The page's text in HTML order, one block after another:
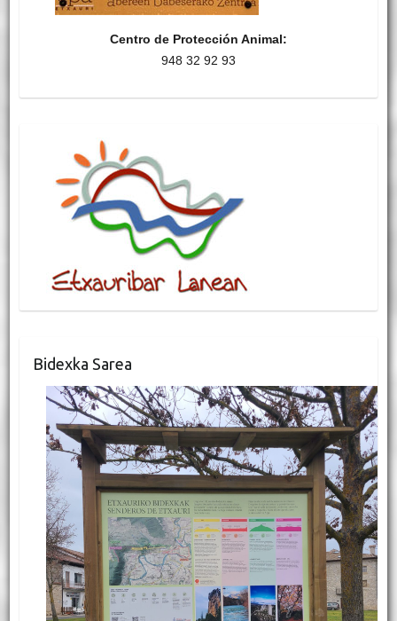
Centro de Protección Animal:
948 32 92 93
Bidexka Sarea